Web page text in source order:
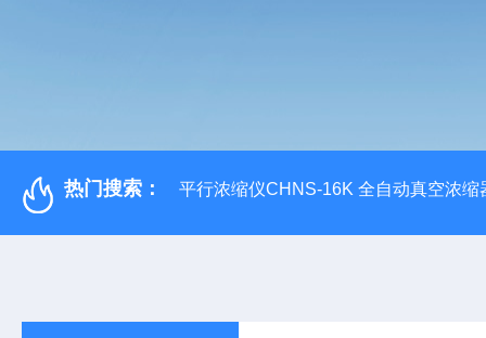
热门搜索： 平行浓缩仪CHNS-16K 全自动真空浓缩